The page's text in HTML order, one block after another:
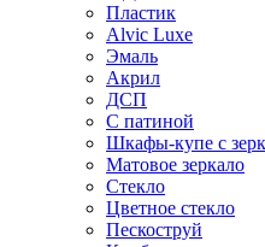
Пластик
Alvic Luxe
Эмаль
Акрил
ДСП
С патиной
Шкафы-купе с
Матовое зеркало
Стекло
Цветное стекло
Пескоструй